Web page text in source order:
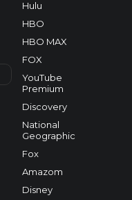
Hulu
HBO
HBO MAX
FOX
YouTube
Premium
Discovery
National
Geographic
Fox
Amazom
Disney